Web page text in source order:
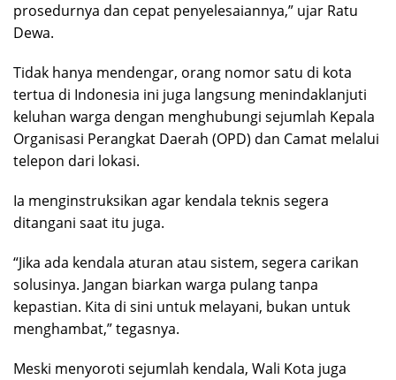
prosedurnya dan cepat penyelesaiannya,” ujar Ratu
Dewa.
Tidak hanya mendengar, orang nomor satu di kota
tertua di Indonesia ini juga langsung menindaklanjuti
keluhan warga dengan menghubungi sejumlah Kepala
Organisasi Perangkat Daerah (OPD) dan Camat melalui
telepon dari lokasi.
Ia menginstruksikan agar kendala teknis segera
ditangani saat itu juga.
“Jika ada kendala aturan atau sistem, segera carikan
solusinya. Jangan biarkan warga pulang tanpa
kepastian. Kita di sini untuk melayani, bukan untuk
menghambat,” tegasnya.
Meski menyoroti sejumlah kendala, Wali Kota juga